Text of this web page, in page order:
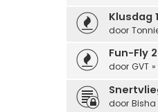
Klusdag
door
Fun-Fly
door GVT
door Bisha